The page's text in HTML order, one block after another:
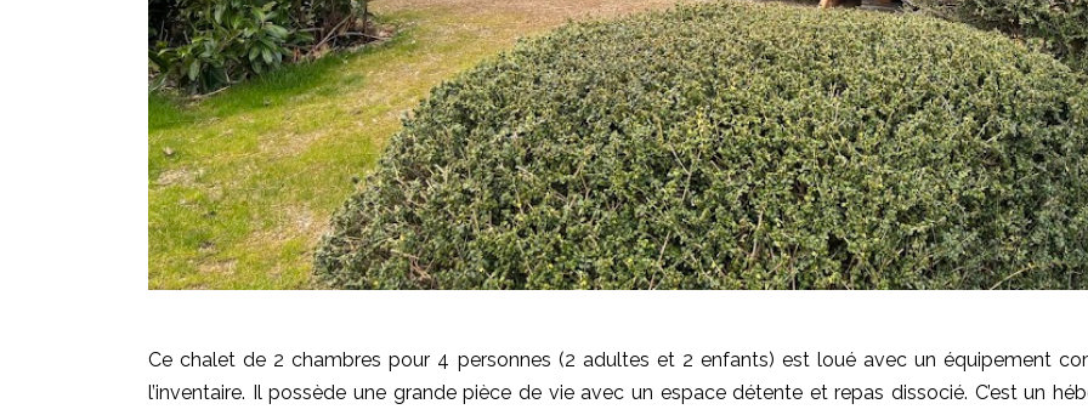
Ce chalet de 2 chambres pour 4 personnes (2 adultes et 2 enfants) est loué avec un équipement
l’inventaire. Il possède une grande pièce de vie avec un espace détente et repas dissocié. C’est un